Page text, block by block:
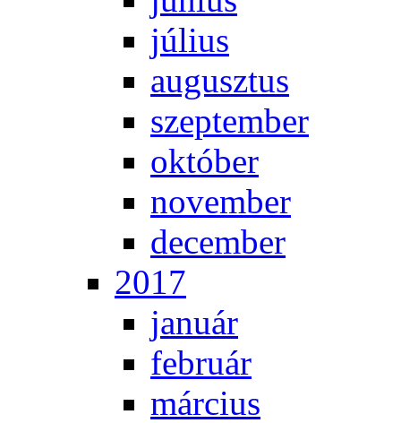
jú­li­us
au­gusz­tus
szep­tem­ber
ok­tó­ber
no­vem­ber
de­cem­ber
2017
ja­nu­ár
feb­ru­ár
már­ci­us